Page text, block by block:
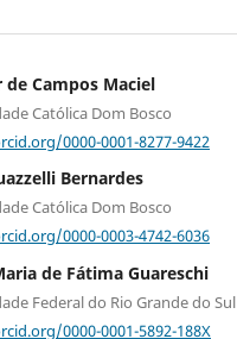
de Campos Maciel
Católica Dom Bosco
0000-0001-8277-9422
Bernardes
Católica Dom Bosco
0000-0003-4742-6036
de Fátima Guareschi
Federal do Rio Grande do Sul
0000-0001-5892-188X